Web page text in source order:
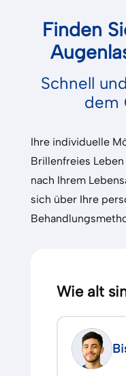
Finden
Schnell
dem
Ihre individuelle
Brillenfreies
nach Ihrem
sich über Ihre
Wie alt